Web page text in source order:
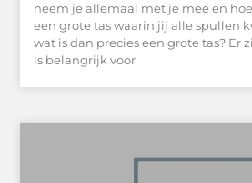
neem je allemaal met je mee en
een grote tas waarin jij alle spullen
wat is dan precies een grote tas? Er
is belangrijk voor